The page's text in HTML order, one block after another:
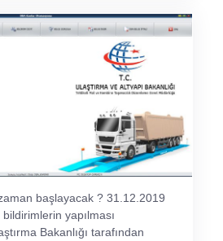
başlayacak ? 31.12.2019
yapılması
Bakanlığı tarafından